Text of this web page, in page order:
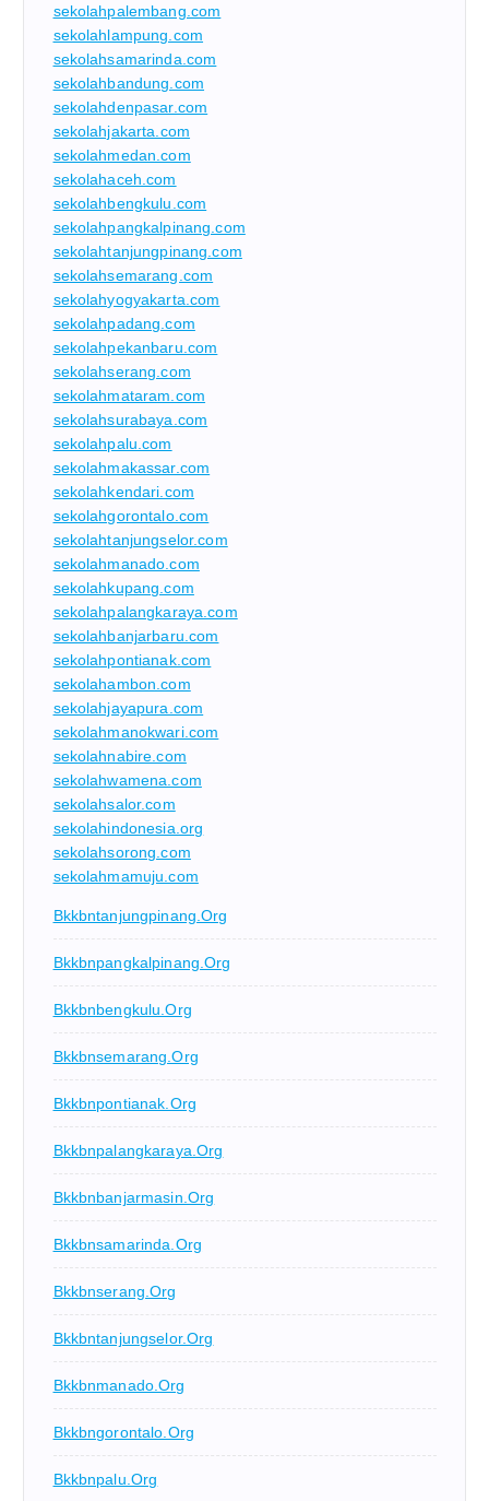
sekolahpalembang.com
sekolahlampung.com
sekolahsamarinda.com
sekolahbandung.com
sekolahdenpasar.com
sekolahjakarta.com
sekolahmedan.com
sekolahaceh.com
sekolahbengkulu.com
sekolahpangkalpinang.com
sekolahtanjungpinang.com
sekolahsemarang.com
sekolahyogyakarta.com
sekolahpadang.com
sekolahpekanbaru.com
sekolahserang.com
sekolahmataram.com
sekolahsurabaya.com
sekolahpalu.com
sekolahmakassar.com
sekolahkendari.com
sekolahgorontalo.com
sekolahtanjungselor.com
sekolahmanado.com
sekolahkupang.com
sekolahpalangkaraya.com
sekolahbanjarbaru.com
sekolahpontianak.com
sekolahambon.com
sekolahjayapura.com
sekolahmanokwari.com
sekolahnabire.com
sekolahwamena.com
sekolahsalor.com
sekolahindonesia.org
sekolahsorong.com
sekolahmamuju.com
Bkkbntanjungpinang.org
Bkkbnpangkalpinang.org
Bkkbnbengkulu.org
Bkkbnsemarang.org
Bkkbnpontianak.org
Bkkbnpalangkaraya.org
Bkkbnbanjarmasin.org
Bkkbnsamarinda.org
Bkkbnserang.org
Bkkbntanjungselor.org
Bkkbnmanado.org
Bkkbngorontalo.org
Bkkbnpalu.org